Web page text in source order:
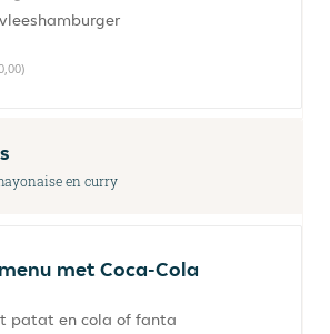
en curry
met Coca-Cola
patat en cola of fanta